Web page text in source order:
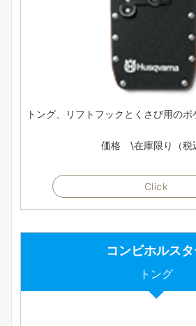
トング、リフトフックとくさび用のポ
価格 \在庫限り（税
Click
コンビホルス
トング